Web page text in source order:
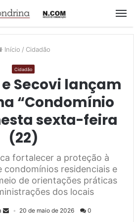
Início / Cidadão
Cidadão
Secovi lançam
“Condomínio
sexta-feira
(22)
fortalecer a proteção à
condomínios residenciais e
de orientações práticas
dos locais
20 de maio de 2026 0